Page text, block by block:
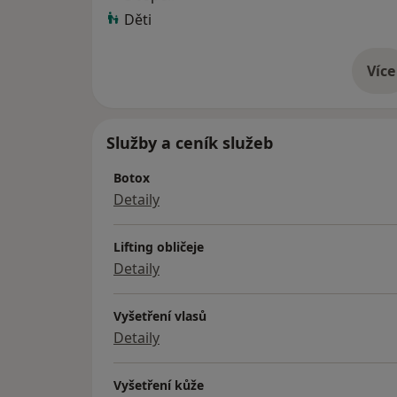
Děti
Více
o
Služby a ceník služeb
Botox
Detaily
Lifting obličeje
Detaily
Vyšetření vlasů
Detaily
Vyšetření kůže